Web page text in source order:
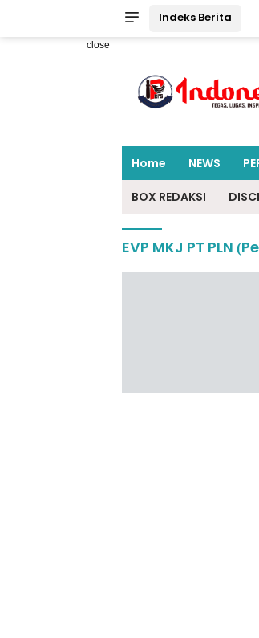
Indeks Berita
close
Home NEWS
BOX REDAKSI
EVP MKJ PT PLN